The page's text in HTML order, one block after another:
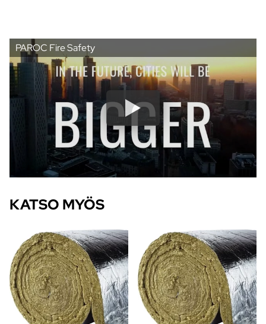
PAROC Fire Safety
KATSO MYÖS